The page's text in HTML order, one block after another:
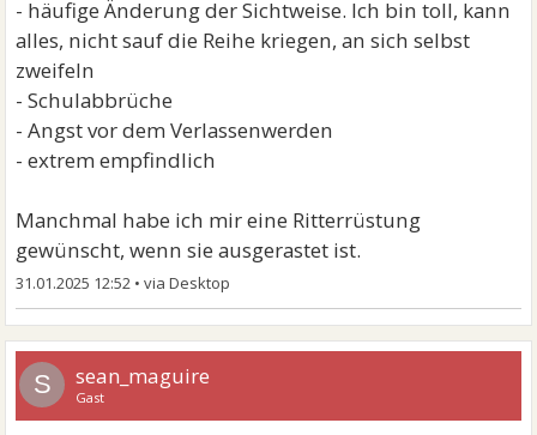
- häufige Änderung der Sichtweise. Ich bin toll, kann
alles, nicht sauf die Reihe kriegen, an sich selbst
zweifeln
- Schulabbrüche
- Angst vor dem Verlassenwerden
- extrem empfindlich
Manchmal habe ich mir eine Ritterrüstung
gewünscht, wenn sie ausgerastet ist.
31.01.2025 12:52 •
S sean_maguire
Gast